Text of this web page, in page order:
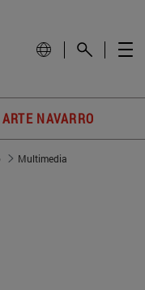
NAVARRO
Multimedia